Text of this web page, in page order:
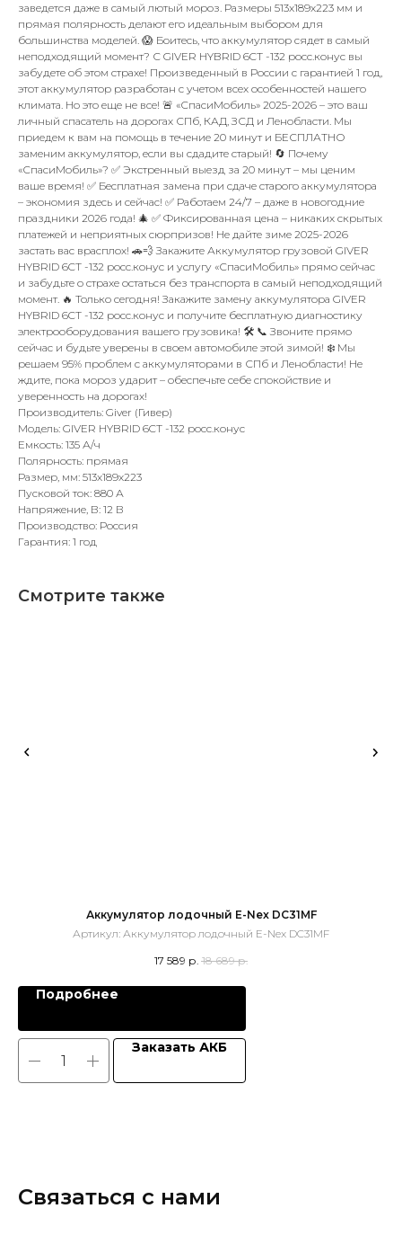
заведется даже в самый лютый мороз. Размеры 513x189x223 мм и
прямая полярность делают его идеальным выбором для
большинства моделей. 😱 Боитесь, что аккумулятор сядет в самый
неподходящий момент? С GIVER HYBRID 6CT -132 росс.конус вы
забудете об этом страхе! Произведенный в России с гарантией 1 год,
этот аккумулятор разработан с учетом всех особенностей нашего
климата. Но это еще не все! 🚨 «СпасиМобиль» 2025-2026 – это ваш
личный спасатель на дорогах СПб, КАД, ЗСД и Ленобласти. Мы
приедем к вам на помощь в течение 20 минут и БЕСПЛАТНО
заменим аккумулятор, если вы сдадите старый! 🔄 Почему
«СпасиМобиль»? ✅ Экстренный выезд за 20 минут – мы ценим
ваше время! ✅ Бесплатная замена при сдаче старого аккумулятора
– экономия здесь и сейчас! ✅ Работаем 24/7 – даже в новогодние
праздники 2026 года! 🎄 ✅ Фиксированная цена – никаких скрытых
платежей и неприятных сюрпризов! Не дайте зиме 2025-2026
застать вас врасплох! 🚗💨 Закажите Аккумулятор грузовой GIVER
HYBRID 6CT -132 росс.конус и услугу «СпасиМобиль» прямо сейчас
и забудьте о страхе остаться без транспорта в самый неподходящий
момент. 🔥 Только сегодня! Закажите замену аккумулятора GIVER
HYBRID 6CT -132 росс.конус и получите бесплатную диагностику
электрооборудования вашего грузовика! 🛠️ 📞 Звоните прямо
сейчас и будьте уверены в своем автомобиле этой зимой! ❄️ Мы
решаем 95% проблем с аккумуляторами в СПб и Ленобласти! Не
ждите, пока мороз ударит – обеспечьте себе спокойствие и
уверенность на дорогах!
Производитель: Giver (Гивер)
Модель: GIVER HYBRID 6CT -132 росс.конус
Емкость: 135 А/ч
Полярность: прямая
Размер, мм: 513x189x223
Пусковой ток: 880 А
Напряжение, В: 12 В
Производство: Россия
Гарантия: 1 год
Смотрите также
Аккумулятор лодочный E-Nex DC31MF
Артикул: Аккумулятор лодочный E-Nex DC31MF
17 589 р. 18 689 р.
Подробнее
Заказать АКБ
Связаться с нами